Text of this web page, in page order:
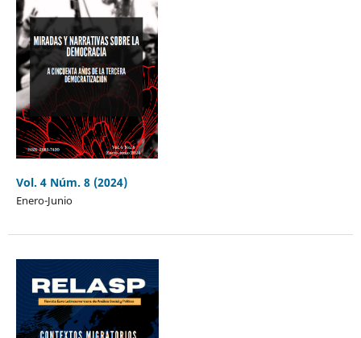
Vol. 4 Núm. 8 (2024)
Enero-Junio